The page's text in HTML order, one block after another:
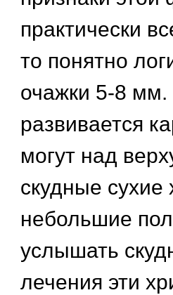
практически
то понятно
очажки 5-8 мм.
развивается
могут над
скудные
небольшие
услышать
лечения эти